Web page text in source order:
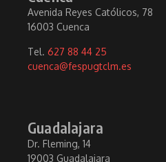
Avenida Reyes Católicos, 78
16003 Cuenca
Tel. 627 88 44 25
cuenca@fespugtclm.es
Guadalajara
Dr. Fleming, 14
19003 Guadalajara